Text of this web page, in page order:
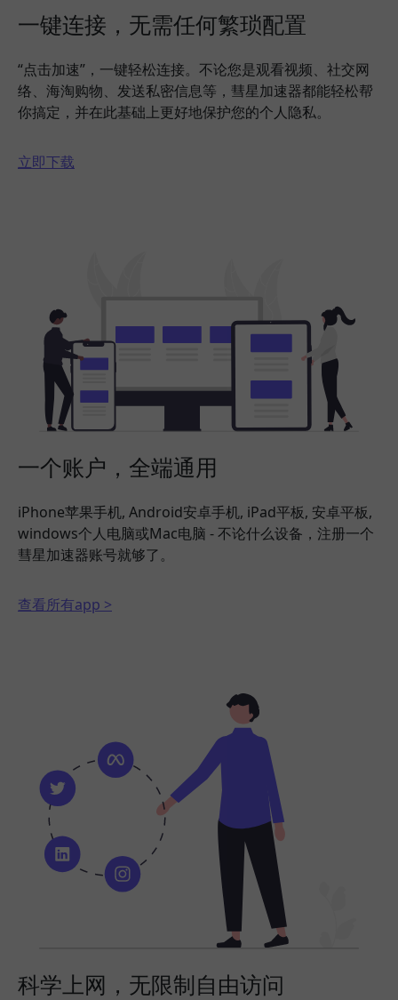
一键连接，无需任何繁琐配置
“点击加速”，一键轻松连接。不论您是观看视频、社交网
络、海淘购物、发送私密信息等，彗星加速器都能轻松帮
你搞定，并在此基础上更好地保护您的个人隐私。
立即下载
一个账户，全端通用
iPhone苹果手机, Android安卓手机, iPad平板, 安卓平板,
windows个人电脑或Mac电脑 - 不论什么设备，注册一个
彗星加速器账号就够了。
查看所有app >
科学上网，无限制自由访问